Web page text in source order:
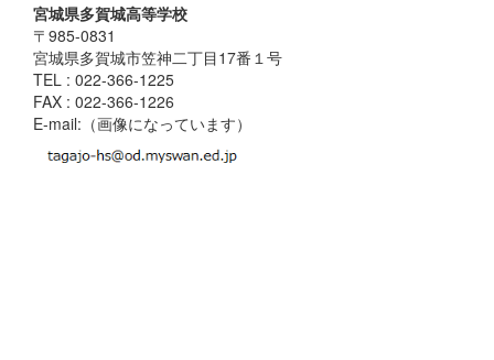
宮城県多賀城高等学校
〒985-0831
宮城県多賀城市笠神二丁目17番１号
TEL : 022-366-1225
FAX : 022-366-1226
E-mail:（画像になっています）